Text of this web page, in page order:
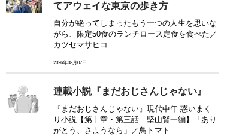
てアウェイな東京の歩き方
自分が絶ってしまったもう一つの人生を思いな
がら、限定50食のランチロース定食を食べた／
カツセマサヒコ
2026年08月07日
連載小説『まだおじさんじゃない』
『まだおじさんじゃない』現代中年 惑いまく
り小説【第十章・第三話 堅山賢一編】「あり
がとう、さようなら」／鳥トマト